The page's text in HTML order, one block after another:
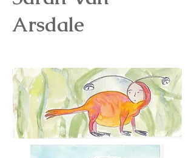
Arsdale